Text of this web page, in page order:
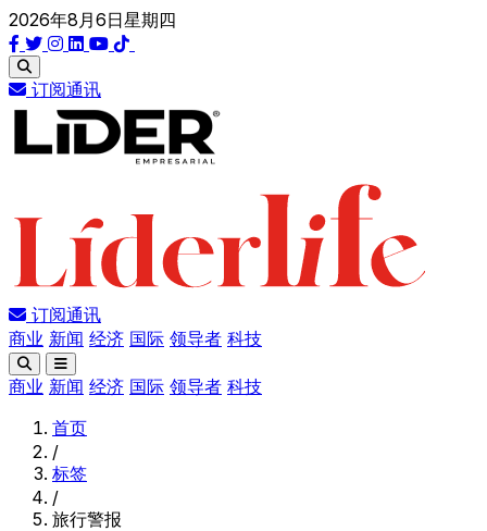
2026年8月6日星期四
订阅通讯
订阅通讯
商业 新闻 经济 国际 领导者 科技
商业 新闻 经济 国际 领导者 科技
首页
/
标签
/
旅行警报